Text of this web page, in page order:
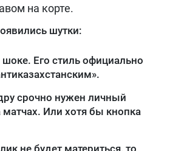
на корте.
шутки:
шоке. Его стиль официально
срочно нужен личный
матчах. Или хотя бы кнопка
не будет материться, то